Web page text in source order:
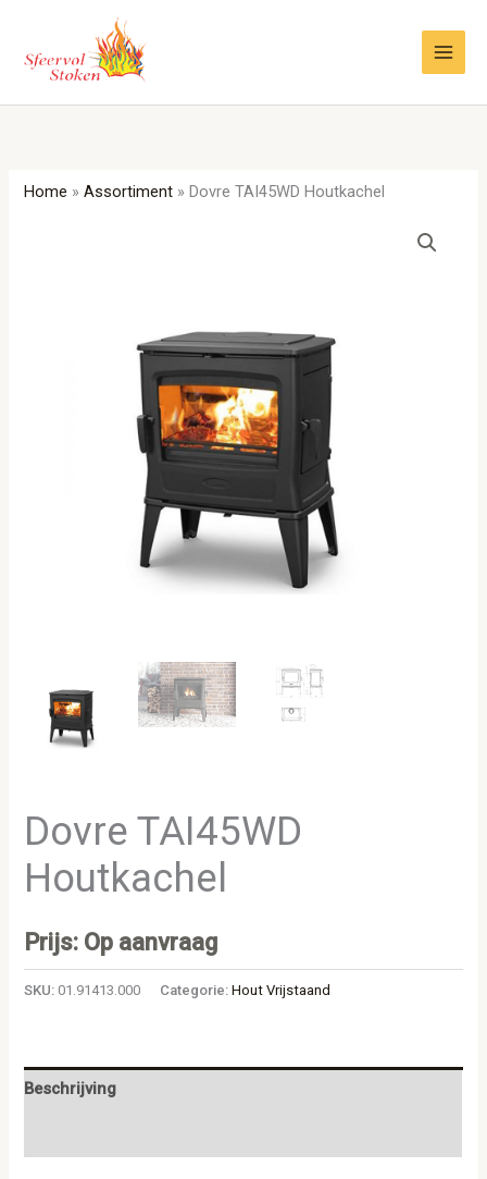
inhoud
Home »Assortiment » Dovre TAI45WD Houtkachel
Dovre TAI45WD
Houtkachel
Prijs: Op aanvraag
SKU:01.91413.000 Categorie:Hout Vrijstaand
Beschrijving